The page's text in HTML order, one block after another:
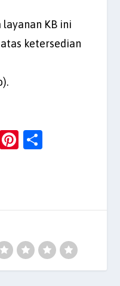
KB ini
ketersedian
Li
n
Pi
t